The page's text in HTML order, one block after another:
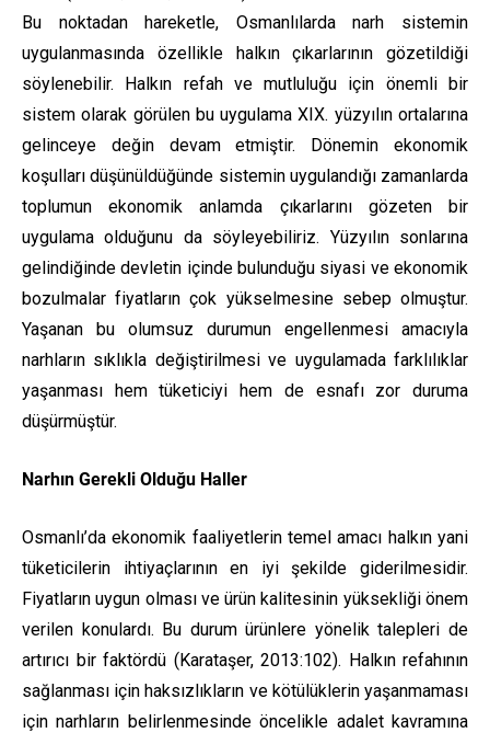
Bu noktadan hareketle, Osmanlılarda narh sistemin
uygulanmasında özellikle halkın çıkarlarının gözetildiği
söylenebilir. Halkın refah ve mutluluğu için önemli bir
sistem olarak görülen bu uygulama XIX. yüzyılın ortalarına
gelinceye değin devam etmiştir. Dönemin ekonomik
koşulları düşünüldüğünde sistemin uygulandığı zamanlarda
toplumun ekonomik anlamda çıkarlarını gözeten bir
uygulama olduğunu da söyleyebiliriz. Yüzyılın sonlarına
gelindiğinde devletin içinde bulunduğu siyasi ve ekonomik
bozulmalar fiyatların çok yükselmesine sebep olmuştur.
Yaşanan bu olumsuz durumun engellenmesi amacıyla
narhların sıklıkla değiştirilmesi ve uygulamada farklılıklar
yaşanması hem tüketiciyi hem de esnafı zor duruma
düşürmüştür.
Narhın Gerekli Olduğu Haller
Osmanlı’da ekonomik faaliyetlerin temel amacı halkın yani
tüketicilerin ihtiyaçlarının en iyi şekilde giderilmesidir.
Fiyatların uygun olması ve ürün kalitesinin yüksekliği önem
verilen konulardı. Bu durum ürünlere yönelik talepleri de
artırıcı bir faktördü (Karataşer, 2013:102). Halkın refahının
sağlanması için haksızlıkların ve kötülüklerin yaşanmaması
için narhların belirlenmesinde öncelikle adalet kavramına